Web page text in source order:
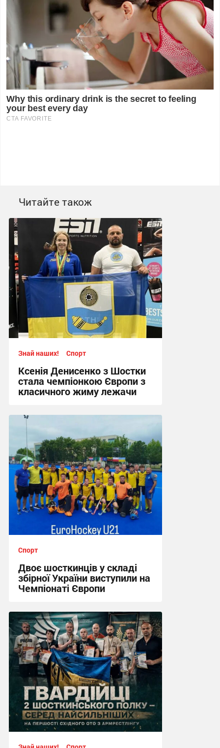
Читайте також
Знай наших! Спорт
Ксенія Денисенко з Шостки
стала чемпіонкою Європи з
класичного жиму лежачи
17:09, 4.08.2026
Спорт
Двоє шосткинців у складі
збірної України виступили на
Чемпіонаті Європи
12:57, 2.08.2026